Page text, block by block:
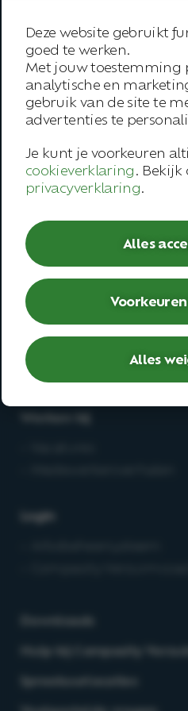
Einfo@arboanders.nl
Aanbod
Over ons
Trainingen
Inspiratie
Contact
Werknemer
– Open spreekuur
– Bedrijfsarts
– Second opinion
– Deskundigenoordeel
Login
Hulp bij Compasity
Spreekuurlocaties
Deze website gebruikt
goed te werken.
Met jouw toestemming
analytische en
gebruik van de site te
advertenties te
Je kunt je voorkeuren
cookieverklaring. Bekijk
privacyverklaring.
Alles
Alles